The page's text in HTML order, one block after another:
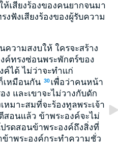
ห้เสียงร้องของคนยากจนมา
งฟังเสียงร้องของผู้รับความ
ความสงบให้ ใครจะสร้าง
ค์ทรงซ่อนพระพักตร์ของ
ค์ได้ ไม่ว่าจะทำแก่
เหมือนกัน 30 เพื่อว่าคนหน้า
และเขาจะไม่วางกับดัก
เหมาะสมที่จะร้องทูลพระเจ้า
สอนแล้ว ข้าพระองค์จะไม่
รดสอนข้าพระองค์ถึงสิ่งที่
าพระองค์กระทำความชั่ว